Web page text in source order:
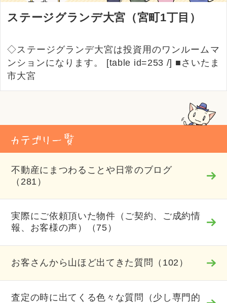
ステージグランデ大宮（宮町1丁目）
◇ステージグランデ大宮は投資用のワンルームマ
ンションになります。 [table id=253 /] ■さいたま
市大宮
不動産にまつわることや日常のブログ
（281）
実際にご依頼頂いた物件（ご契約、ご成約情
報、お客様の声）（75）
お客さんから山ほど出てきた質問（102）
査定の時に出てくる色々な質問（少し専門的